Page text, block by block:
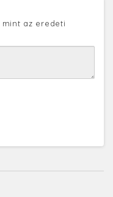
az eredeti